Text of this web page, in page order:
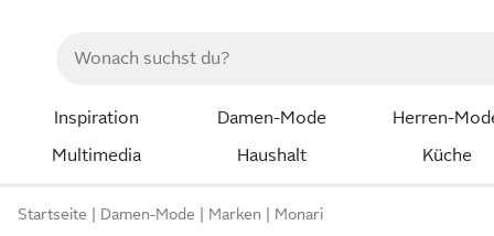
Inspiration Damen-Mode Herren-
Multimedia
Haushalt Küche
Startseite Damen-Mode Marken Monari